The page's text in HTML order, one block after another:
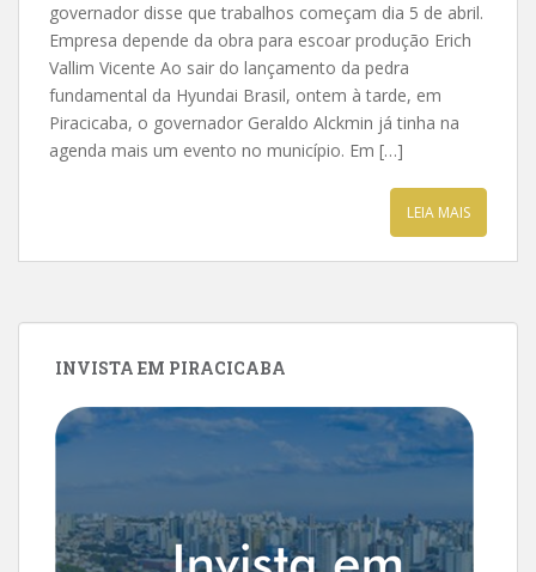
governador disse que trabalhos começam dia 5 de abril.
Empresa depende da obra para escoar produção Erich
Vallim Vicente Ao sair do lançamento da pedra
fundamental da Hyundai Brasil, ontem à tarde, em
Piracicaba, o governador Geraldo Alckmin já tinha na
agenda mais um evento no município. Em […]
LEIA MAIS
INVISTA EM PIRACICABA